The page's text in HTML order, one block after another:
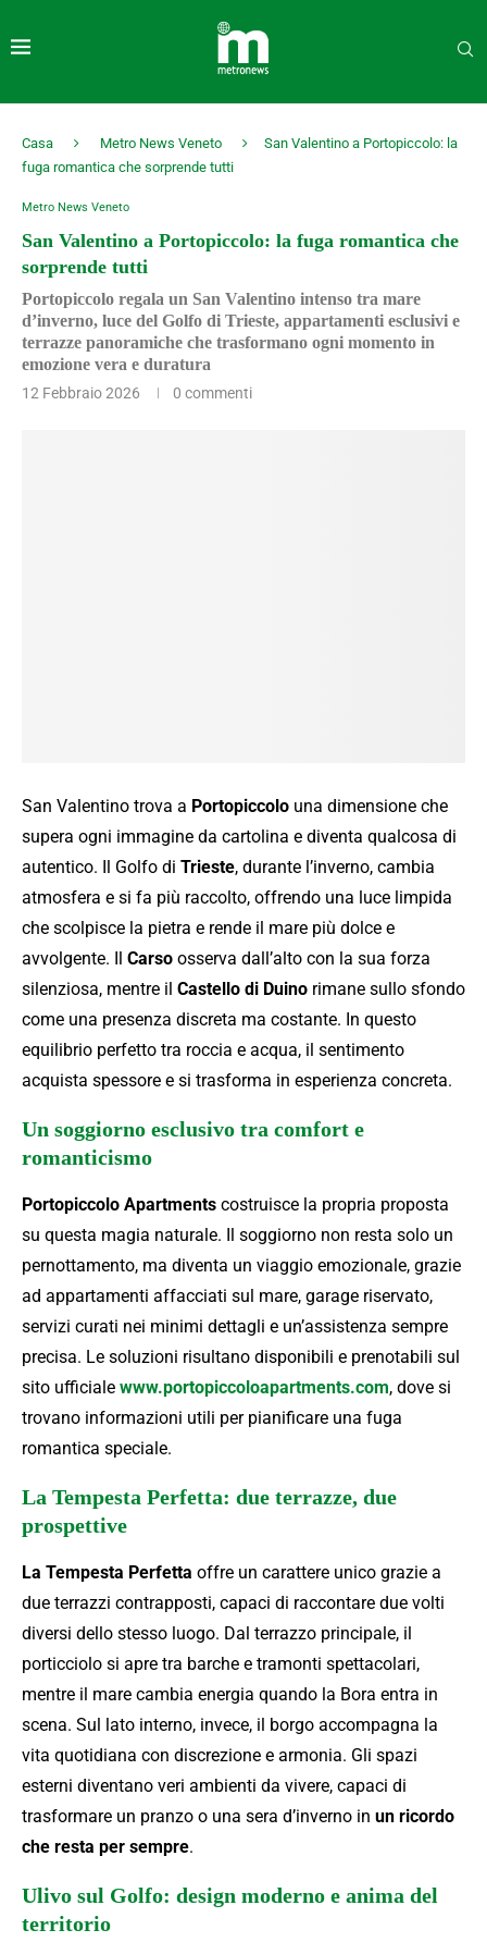
Casa Metro News Veneto
San Valentino a Portopiccolo: la
fuga romantica che sorprende tutti
Metro News Veneto
San Valentino a Portopiccolo: la fuga romantica che
sorprende tutti
Portopiccolo regala un San Valentino intenso tra mare
d’inverno, luce del Golfo di Trieste, appartamenti esclusivi e
terrazze panoramiche che trasformano ogni momento in
emozione vera e duratura
12 Febbraio 2026 0 commenti
San Valentino trova a Portopiccolo una dimensione che
supera ogni immagine da cartolina e diventa qualcosa di
autentico. Il Golfo di Trieste, durante l’inverno, cambia
atmosfera e si fa più raccolto, offrendo una luce limpida
che scolpisce la pietra e rende il mare più dolce e
avvolgente. Il Carso osserva dall’alto con la sua forza
silenziosa, mentre il Castello di Duino rimane sullo sfondo
come una presenza discreta ma costante. In questo
equilibrio perfetto tra roccia e acqua, il sentimento
acquista spessore e si trasforma in esperienza concreta.
Un soggiorno esclusivo tra comfort e
romanticismo
Portopiccolo Apartments costruisce la propria proposta
su questa magia naturale. Il soggiorno non resta solo un
pernottamento, ma diventa un viaggio emozionale, grazie
ad appartamenti affacciati sul mare, garage riservato,
servizi curati nei minimi dettagli e un’assistenza sempre
precisa. Le soluzioni risultano disponibili e prenotabili sul
sito ufficiale www.portopiccoloapartments.com, dove si
trovano informazioni utili per pianificare una fuga
romantica speciale.
La Tempesta Perfetta: due terrazze, due
prospettive
La Tempesta Perfetta offre un carattere unico grazie a
due terrazzi contrapposti, capaci di raccontare due volti
diversi dello stesso luogo. Dal terrazzo principale, il
porticciolo si apre tra barche e tramonti spettacolari,
mentre il mare cambia energia quando la Bora entra in
scena. Sul lato interno, invece, il borgo accompagna la
vita quotidiana con discrezione e armonia. Gli spazi
esterni diventano veri ambienti da vivere, capaci di
trasformare un pranzo o una sera d’inverno in un ricordo
che resta per sempre.
Ulivo sul Golfo: design moderno e anima del
territorio